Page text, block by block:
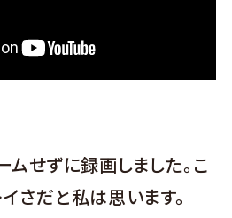
ムせずに録画しました。こ
さだと私は思います。